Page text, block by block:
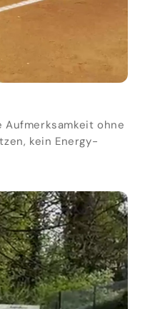
Aufmerksamkeit ohne
kein Energy-